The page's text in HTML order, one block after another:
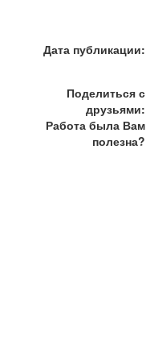
Дата публикации:
Поделиться с
друзьями:
Работа была Вам
полезна?